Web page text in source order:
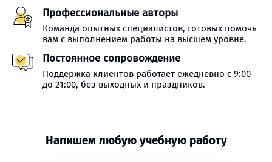
Профессиональные авторы
Команда опытных специалистов, готовых помочь
вам с выполнением работы на высшем уровне.
Постоянное сопровождение
Поддержка клиентов работает ежедневно с 9:00
до 21:00, без выходных и праздников.
Напишем любую учебную работу